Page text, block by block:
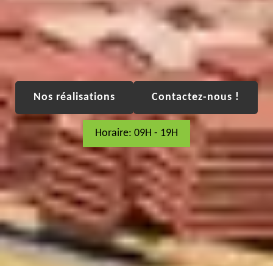
Nos réalisations Contactez-nous !
Horaire: 09H - 19H